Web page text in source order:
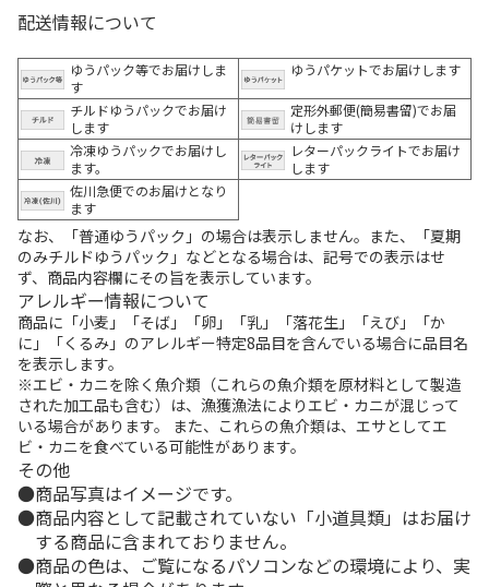
配送情報について
ゆうパック等でお届けしま
す
ゆうパケットでお届けします
チルドゆうパックでお届け
します
定形外郵便(簡易書留)でお届
けします
冷凍ゆうパックでお届けし
ます。
レターパックライトでお届け
します
佐川急便でのお届けとなり
ます
なお、「普通ゆうパック」の場合は表示しません。また、「夏期
のみチルドゆうパック」などとなる場合は、記号での表示はせ
ず、商品内容欄にその旨を表示しています。
アレルギー情報について
商品に「小麦」「そば」「卵」「乳」「落花生」「えび」「か
に」「くるみ」のアレルギー特定8品目を含んでいる場合に品目名
を表示します。
※エビ・カニを除く魚介類（これらの魚介類を原材料として製造
された加工品も含む）は、漁獲漁法によりエビ・カニが混じって
いる場合があります。 また、これらの魚介類は、エサとしてエ
ビ・カニを食べている可能性があります。
その他
商品写真はイメージです。
商品内容として記載されていない「小道具類」はお届け
する商品に含まれておりません。
商品の色は、ご覧になるパソコンなどの環境により、実